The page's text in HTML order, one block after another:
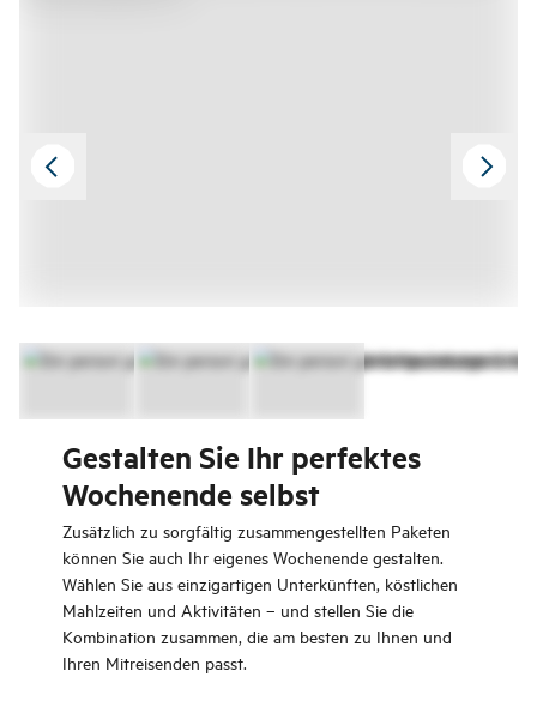
Gestalten Sie Ihr perfektes
Wochenende selbst
Zusätzlich zu sorgfältig zusammengestellten Paketen
können Sie auch Ihr eigenes Wochenende gestalten.
Wählen Sie aus einzigartigen Unterkünften, köstlichen
Mahlzeiten und Aktivitäten – und stellen Sie die
Kombination zusammen, die am besten zu Ihnen und
Ihren Mitreisenden passt.